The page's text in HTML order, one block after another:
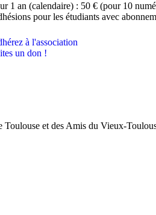
1 an (calendaire) : 50 € (pour 10
pour les étudiants avec
à l'association
un don !
et des Amis du Vieux-